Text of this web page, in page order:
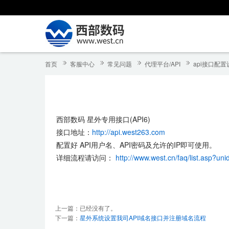
首页 客服中心 常见问题 代理平台/API api接口配置
西部数码 星外专用接口(API6)
接口地址： http://api.west263.com
配置好 API用户名、API密码及允许的IP即可使用。
详细流程请访问： http://www.west.cn/faq/
上一篇：已经没有了。
下一篇： 星外系统设置我司API域名接口并注册域名流程